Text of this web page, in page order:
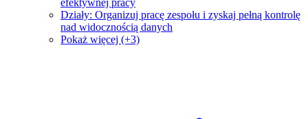
efektywnej pracy
Działy: Organizuj pracę zespołu i zyskaj pełną kontrolę
nad widocznością danych
Pokaż więcej (+3)